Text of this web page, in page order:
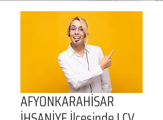
AFYONKARAHİSAR